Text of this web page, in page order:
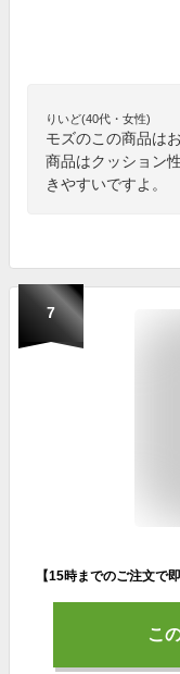
りいど(40代・女性)
モズのこの商品は
商品はクッション
きやすいですよ。
7
こ